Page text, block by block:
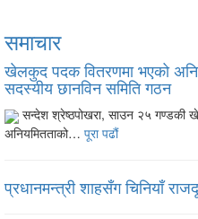
समाचार
खेलकुद पदक वितरणमा भएको
सदस्यीय छानविन समिति गठन
सन्देश श्रेष्ठपोखरा, साउन २५ गण्डकी
अनियमितताको… पूरा पढौं
प्रधानमन्त्री शाहसँग चिनियाँ